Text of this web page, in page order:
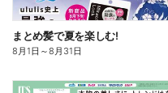
まとめ髪で夏を楽しむ!
8月1日 ～8月31日